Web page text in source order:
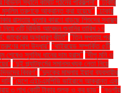
স্থানে কমিটি গঠনের পরিকল্পনা" "ঢাকার
মুসলিম তরুণকে আক্রান্ত করা হয়েছে" "ঢাকার
রাস্তায় ধুলোর কারণে বাড়ছে শিশুদের স্বাস্থ্য
৩টি রিভিউ আবেদন শুনানির তারিখ ১৭
জাকেরের অসাধারণ কীর্তি" "তিন সপ্তাহ পর
লাশ উদ্ধার" "থাইরয়েড সম্পর্কিত ৫টি
শেষেও সুগন্ধি ধানের দাম হ্রাস" "দীপু মনি ও
"দুই প্ল্যাটফর্মের সমানসংখ্যক নেতা নিয়ে
বিবরণ" "দুদকের মামলায় ইয়াবা ব্যবসায়ীর
"দেশে এইচএমপিভি ভাইরাসে আক্রান্ত এক
৩ লাখ কোটি টাকার শুল্ক ও কর ছাড়" "নওগাঁয়